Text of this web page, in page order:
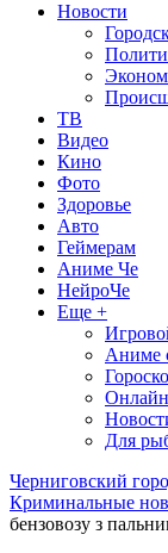
Новости
ТВ
Видео
Кино
Фото
Здоровье
Авто
Геймерам
Аниме Че
НейроЧе
Еще +
Аниме
Для
Черниговский
Криминальные
бензовозу з